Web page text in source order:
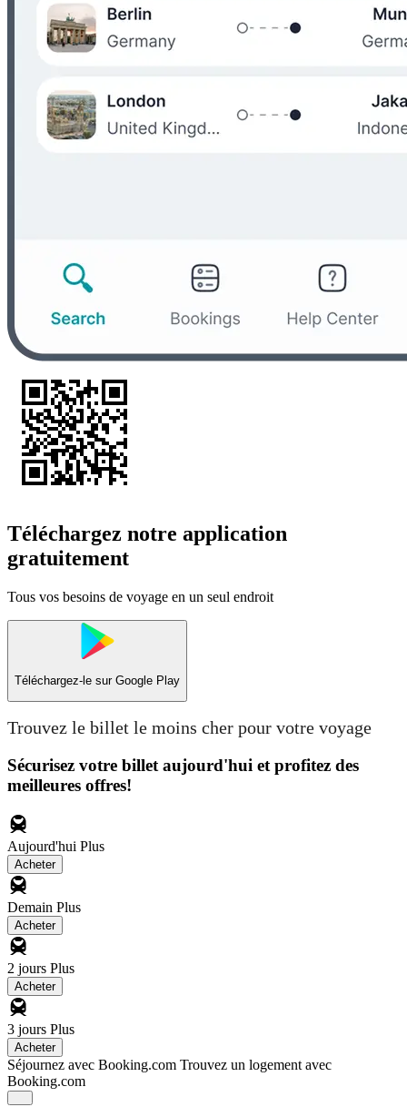
Téléchargez notre application
gratuitement
Tous vos besoins de voyage en un seul endroit
Téléchargez-le sur Google Play
Trouvez le billet le moins cher pour votre voyage
Sécurisez votre billet aujourd'hui et profitez des
meilleures offres!
Aujourd'hui Plus
Acheter
Demain Plus
Acheter
2 jours Plus
Acheter
3 jours Plus
Acheter
Séjournez avec Booking.com Trouvez un logement avec
Booking.com